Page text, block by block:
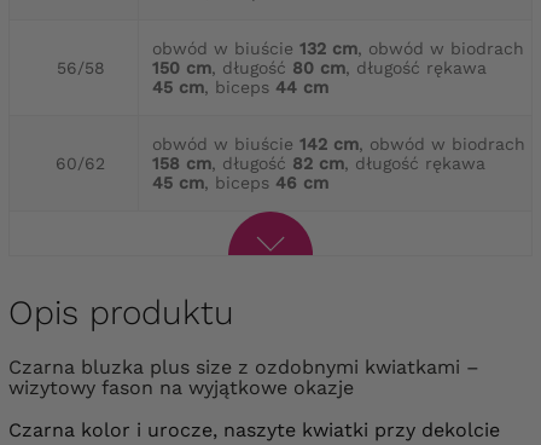
56/58
obwód w biuście 132 cm, obwód w biodrach
150 cm, długość 80 cm, długość rękawa
45 cm, biceps 44 cm
60/62
obwód w biuście 142 cm, obwód w biodrach
158 cm, długość 82 cm, długość rękawa
45 cm, biceps 46 cm
Opis produktu
Czarna bluzka plus size z ozdobnymi kwiatkami –
wizytowy fason na wyjątkowe okazje
Czarna kolor i urocze, naszyte kwiatki przy dekolcie